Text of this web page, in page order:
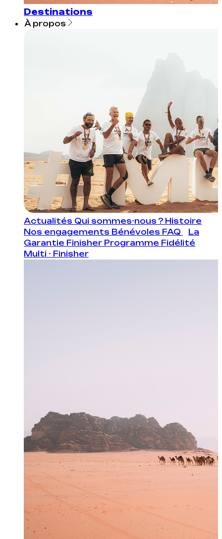
Destinations
À propos
Actualités Qui sommes-nous ? Histoire
Nos engagements Bénévoles FAQ
La
Garantie Finisher Programme Fidélité
Multi - Finisher